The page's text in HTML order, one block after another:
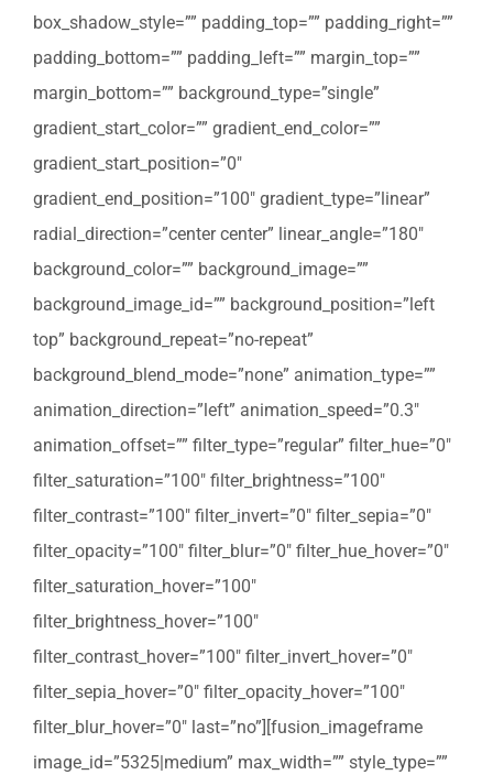
box_shadow_style=”” padding_top=”” padding_right=””
padding_bottom=”” padding_left=”” margin_top=””
margin_bottom=”” background_type=”single”
gradient_start_color=”” gradient_end_color=””
gradient_start_position=”0″
gradient_end_position=”100″ gradient_type=”linear”
radial_direction=”center center” linear_angle=”180″
background_color=”” background_image=””
background_image_id=”” background_position=”left
top” background_repeat=”no-repeat”
background_blend_mode=”none” animation_type=””
animation_direction=”left” animation_speed=”0.3″
animation_offset=”” filter_type=”regular” filter_hue=”0″
filter_saturation=”100″ filter_brightness=”100″
filter_contrast=”100″ filter_invert=”0″ filter_sepia=”0″
filter_opacity=”100″ filter_blur=”0″ filter_hue_hover=”0″
filter_saturation_hover=”100″
filter_brightness_hover=”100″
filter_contrast_hover=”100″ filter_invert_hover=”0″
filter_sepia_hover=”0″ filter_opacity_hover=”100″
filter_blur_hover=”0″ last=”no”][fusion_imageframe
image_id=”5325|medium” max_width=”” style_type=””